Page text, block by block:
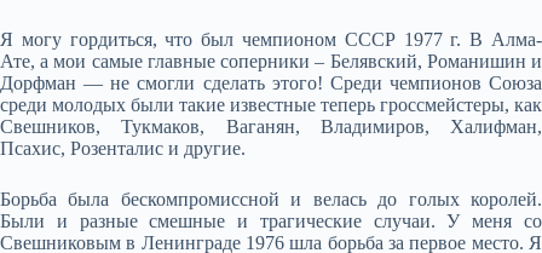
Я могу гордиться, что был чемпионом СССР 1977 г. В Алма-
Ате, а мои самые главные соперники – Белявский, Романишин и
Дорфман — не смогли сделать этого! Среди чемпионов Союза
среди молодых были такие известные теперь гроссмейстеры, как
Свешников, Тукмаков, Ваганян, Владимиров, Халифман,
Псахис, Розенталис и другие.
Борьба была бескомпромиссной и велась до голых королей.
Были и разные смешные и трагические случаи. У меня со
Свешниковым в Ленинграде 1976 шла борьба за первое место. Я